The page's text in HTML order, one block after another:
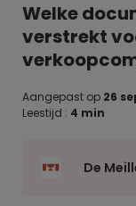
Welke documenten moeten worden
verstrekt
Aangepast op 26
Leestijd : 4 min
De